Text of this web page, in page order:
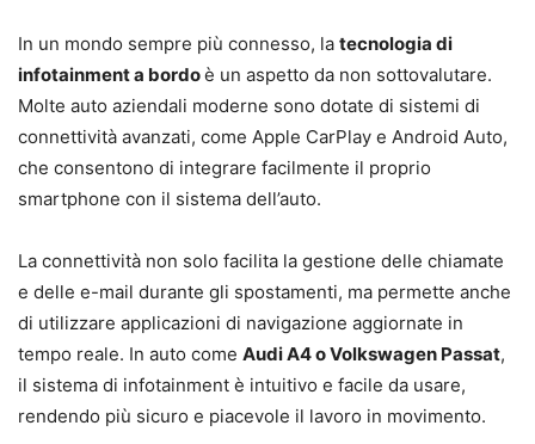
In un mondo sempre più connesso, la tecnologia di
infotainment a bordoè un aspetto da non sottovalutare.
Molte auto aziendali moderne sono dotate di sistemi di
connettività avanzati, come Apple CarPlay e Android Auto,
che consentono di integrare facilmente il proprio
smartphone con il sistema dell’auto.
La connettività non solo facilita la gestione delle chiamate
e delle e-mail durante gli spostamenti, ma permette anche
di utilizzare applicazioni di navigazione aggiornate in
tempo reale. In auto come Audi A4 o Volkswagen Passat,
il sistema di infotainment è intuitivo e facile da usare,
rendendo più sicuro e piacevole il lavoro in movimento.